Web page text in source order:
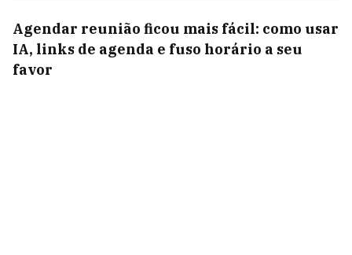
Agendar reunião ficou mais fácil: como usar
IA, links de agenda e fuso horário a seu
favor